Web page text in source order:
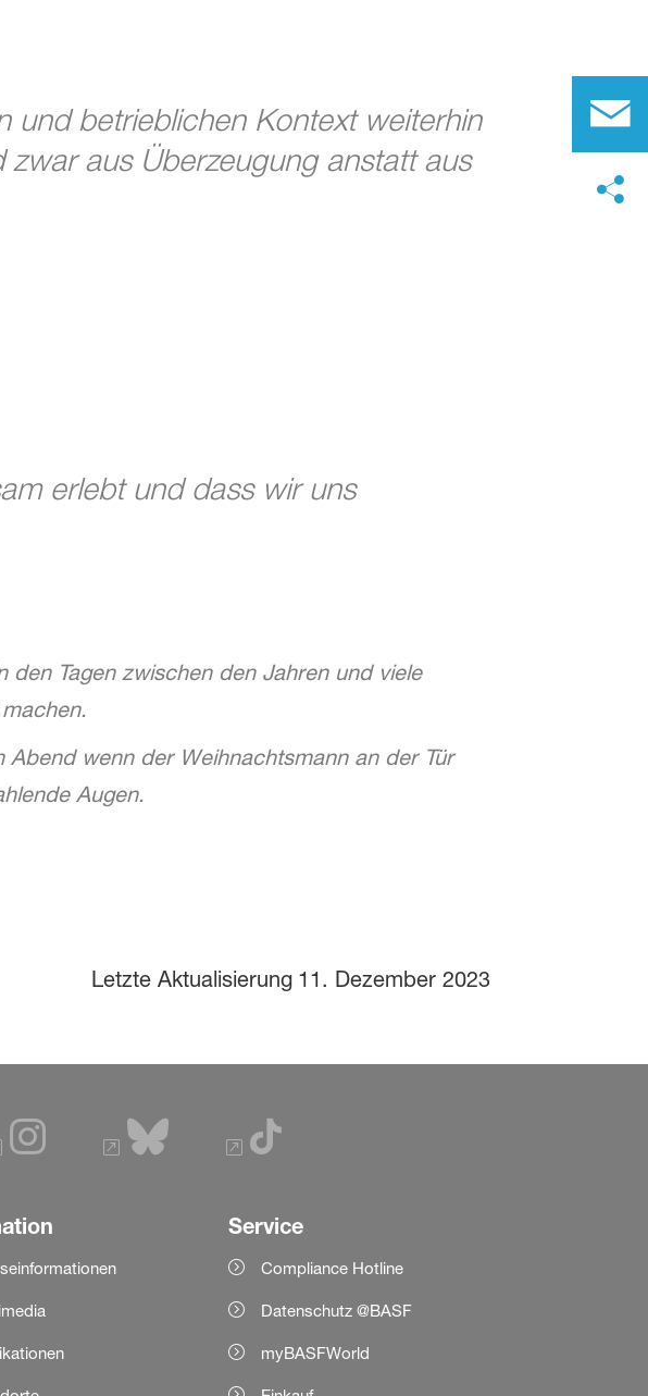
und betrieblichen Kontext weiterhin
aus Überzeugung anstatt aus
erlebt und dass wir uns
Tagen zwischen den Jahren und viele
wenn der Weihnachtsmann an der Tür
Augen.
Letzte Aktualisierung 11. Dezember 2023
Service
Compliance Hotline
Datenschutz @BASF
myBASFWorld